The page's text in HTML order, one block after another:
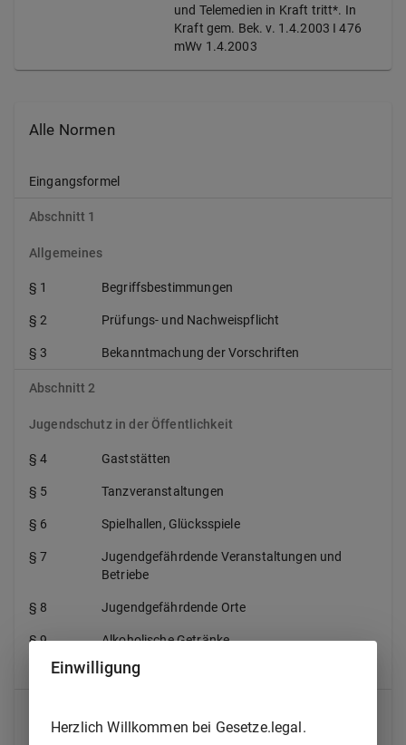
und Telemedien in Kraft tritt*. In
Kraft gem. Bek. v. 1.4.2003 I 476
mWv 1.4.2003
Alle Normen
Eingangsformel
Abschnitt 1
Allgemeines
§ 1 Begriffsbestimmungen
§ 2 Prüfungs- und Nachweispflicht
§ 3 Bekanntmachung der Vorschriften
Abschnitt 2
Jugendschutz in der Öffentlichkeit
§ 4 Gaststätten
§ 5 Tanzveranstaltungen
§ 6 Spielhallen, Glücksspiele
§ 7
Jugendgefährdende Veranstaltungen und
Betriebe
§ 8 Jugendgefährdende Orte
§ 9 Alkoholische Getränke
§ 10 Rauchen in der Öffentlichkeit, Tabakwaren
Einwilligung
Herzlich Willkommen bei Gesetze.legal.